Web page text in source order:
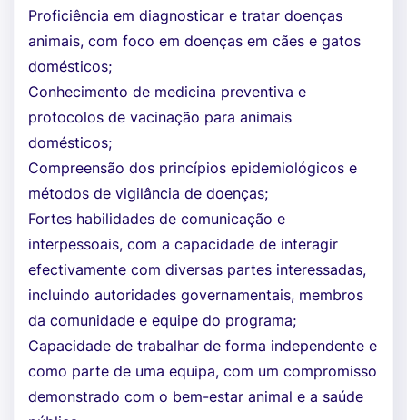
Proficiência em diagnosticar e tratar doenças
animais, com foco em doenças em cães e gatos
domésticos;
Conhecimento de medicina preventiva e
protocolos de vacinação para animais
domésticos;
Compreensão dos princípios epidemiológicos e
métodos de vigilância de doenças;
Fortes habilidades de comunicação e
interpessoais, com a capacidade de interagir
efectivamente com diversas partes interessadas,
incluindo autoridades governamentais, membros
da comunidade e equipe do programa;
Capacidade de trabalhar de forma independente e
como parte de uma equipa, com um compromisso
demonstrado com o bem-estar animal e a saúde